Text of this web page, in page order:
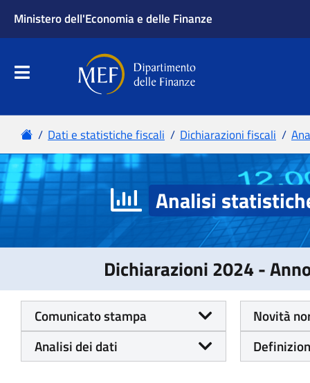
Analisi
Dichiarazioni 2024 -
Comunicato stampa
Novità
Analisi dei dati